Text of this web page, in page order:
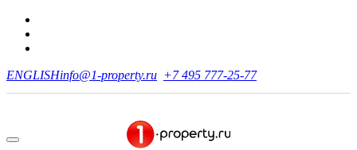
ENGLISHinfo@1-property.ru +7 495 777-25-77